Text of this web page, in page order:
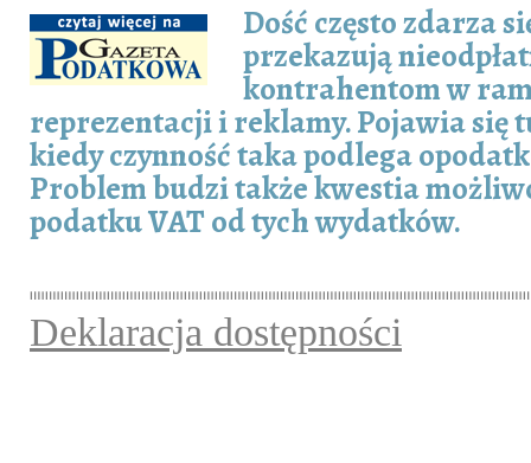
Dość często zdarza
przekazują
kontrahentom w
reprezentacji i reklamy. Pojawia się
kiedy czynność taka podlega
Problem budzi także kwestia
podatku VAT od tych wydatków.
Deklaracja dostępności